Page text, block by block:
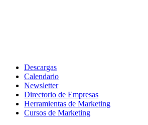
Descargas
Calendario
Newsletter
Directorio de Empresas
Herramientas de Marketing
Cursos de Marketing